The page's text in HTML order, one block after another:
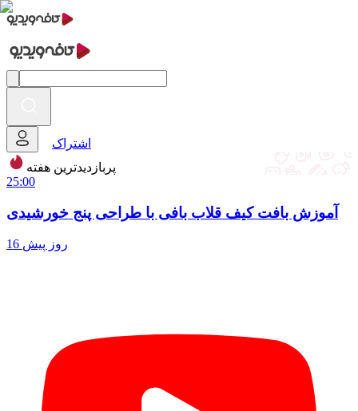
اشتراک
پربازدیدترین‌ هفته
25:00
آموزش بافت کیف قلاب بافی با طراحی پنج خورشیدی
16 روز پیش